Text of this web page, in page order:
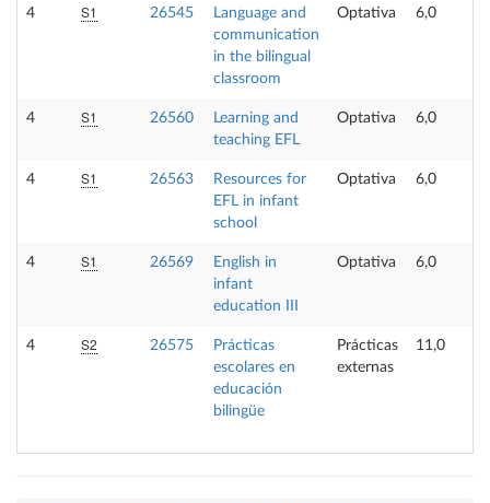
4 S1 26545
Language and
communication
in the bilingual
classroom
Optativa 6,0
4 S1 26560
Learning and
teaching EFL
Optativa 6,0
4 S1 26563
Resources for
EFL in infant
school
Optativa 6,0
4 S1 26569
English in
infant
education III
Optativa 6,0
4 S2 26575
Prácticas
escolares en
educación
bilingüe
Prácticas
externas
11,0